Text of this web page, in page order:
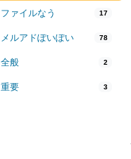
ファイルなう 17
メルアドぽいぽい 78
全般 2
重要 3